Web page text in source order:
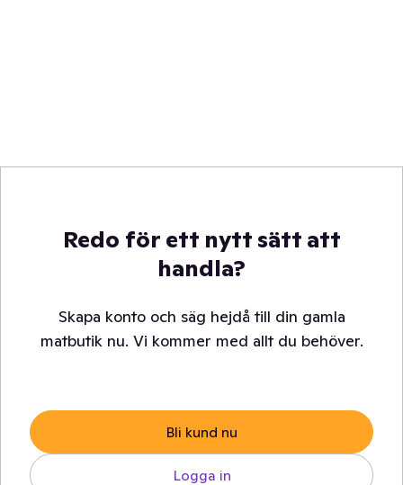
Redo för ett nytt sätt att
handla?
Skapa konto och säg hejdå till din gamla
matbutik nu. Vi kommer med allt du behöver.
Bli kund nu
Logga in